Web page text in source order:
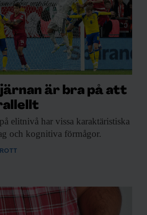
är bra på att
elitnivå har vissa karaktäristiska
och kognitiva förmågor.